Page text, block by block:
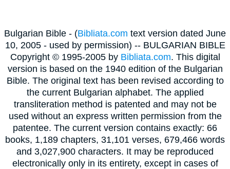
Bulgarian Bible - (Bibliata.com text version dated June
10, 2005 - used by permission) -- BULGARIAN BIBLE
Copyright © 1995-2005 by Bibliata.com. This digital
version is based on the 1940 edition of the Bulgarian
Bible. The original text has been revised according to
the current Bulgarian alphabet. The applied
transliteration method is patented and may not be
used without an express written permission from the
patentee. The current version contains exactly: 66
books, 1,189 chapters, 31,101 verses, 679,466 words
and 3,027,900 characters. It may be reproduced
electronically only in its entirety, except in cases of